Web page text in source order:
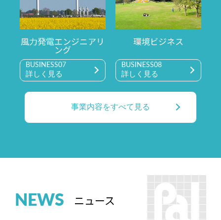
風力発電エンジニアリ
ング
BUSINESS07
詳しく見る
環境ビジネス
BUSINESS08
詳しく見る
事業内容をすべて見る
NEWS ニュース